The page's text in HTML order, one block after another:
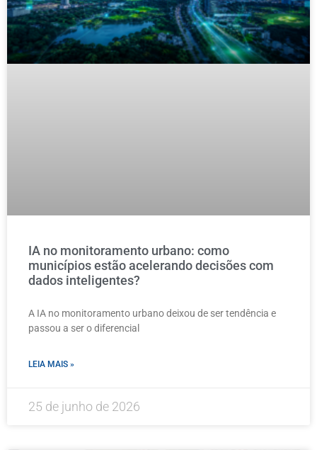
IA no monitoramento urbano: como
municípios estão acelerando decisões com
dados inteligentes?
A IA no monitoramento urbano deixou de ser tendência e
passou a ser o diferencial
LEIA MAIS »
25 de junho de 2026